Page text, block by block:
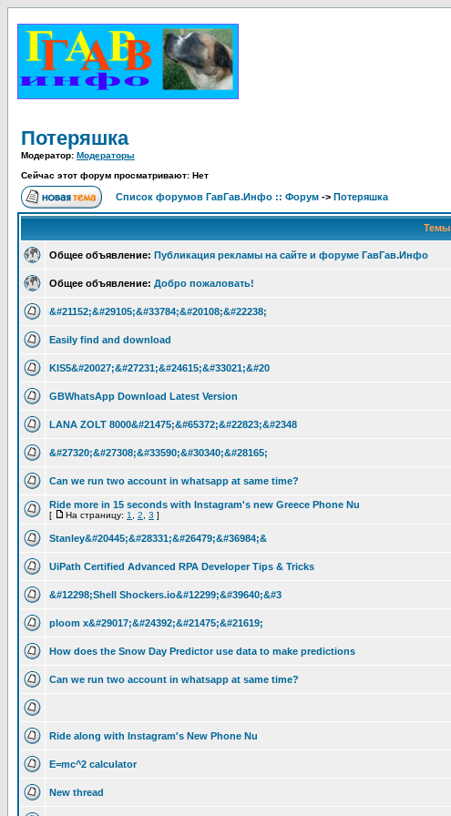
Потеряшка
Модератор: Модераторы
Сейчас этот форум просматривают: Нет
Список форумов ГавГав.Инфо :: Форум -> Потеряшка
Темы
Общее объявление: Публикация рекламы на сайте и форуме ГавГав.Инфо
Общее объявление: Добро пожаловать!
&#21152;&#29105;&#33784;&#20108;&#22238;
Easily find and download
KIS5&#20027;&#27231;&#24615;&#33021;&#20
GBWhatsApp Download Latest Version
LANA ZOLT 8000&#21475;&#65372;&#22823;&#2348
&#27320;&#27308;&#33590;&#30340;&#28165;
Can we run two account in whatsapp at same time?
Ride more in 15 seconds with Instagram's new Greece Phone Nu
[ На страницу: 1 2 3 ]
Stanley&#20445;&#28331;&#26479;&#36984;&
UiPath Certified Advanced RPA Developer Tips & Tricks
&#12298;Shell Shockers.io&#12299;&#39640;&#3
ploom x&#29017;&#24392;&#21475;&#21619;
How does the Snow Day Predictor use data to make predictions
Can we run two account in whatsapp at same time?
Ride along with Instagram's New Phone Nu
E=mc^2 calculator
New thread